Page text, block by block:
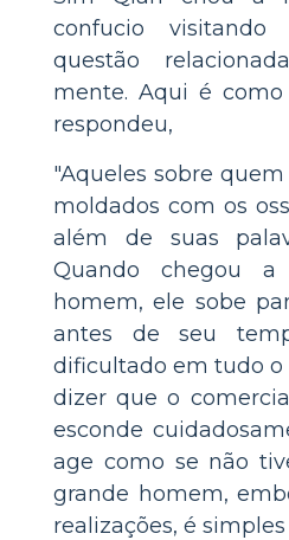
confucio
questão
mente. Aqui é
respondeu,
"Aqueles sobre
moldados com os
além de suas
Quando chegou
homem, ele sobe
antes de seu
dificultado em tudo o
dizer que o
esconde
age como se não
grande homem,
realizações, é